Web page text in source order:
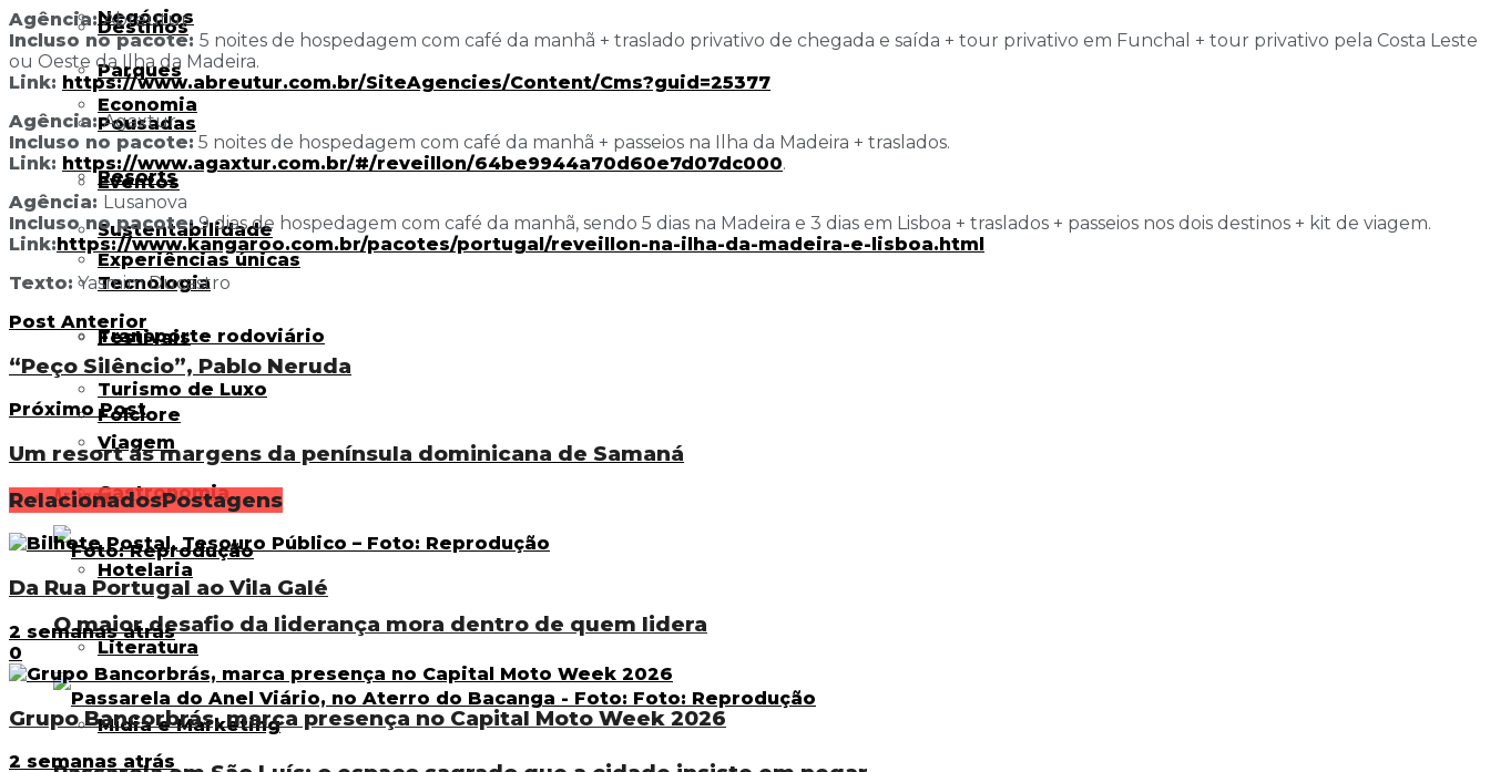
Negócios
Parques
Pousadas
Resorts
Sustentabilidade
Tecnologia
Transporte rodoviário
Turismo de Luxo
Viagem
Artigos
O maior desafio da liderança mora dentro de quem lidera
Destinos
Economia
Eventos
Experiências únicas
Festivais
Folclore
Gastronomia
Hotelaria
Literatura
Mídia e Marketing
Agência:Abreutur
Incluso no pacote: 5 noites de hospedagem com café da manhã + traslado privativo de chegada e saída + tour privativo em Funchal + tour privativo pela Costa Leste
ou Oeste da Ilha da Madeira.
Link: https://www.abreutur.com.br/SiteAgencies/Content/Cms?guid=25377
Agência:Agaxtur
Incluso no pacote: 5 noites de hospedagem com café da manhã + passeios na Ilha da Madeira + traslados.
Link: https://www.agaxtur.com.br/#/reveillon/64be9944a70d60e7d07dc000.
Agência: Lusanova
Incluso no pacote:9 dias de hospedagem com café da manhã, sendo 5 dias na Madeira e 3 dias em Lisboa + traslados + passeios nos dois destinos + kit de viagem.
Link:https://www.kangaroo.com.br/pacotes/portugal/reveillon-na-ilha-da-madeira-e-lisboa.html
Texto: Yasmim Ducastro
Post Anterior
“Peço Silêncio”, Pablo Neruda
Próximo Post
Um resort às margens da península dominicana de Samaná
RelacionadosPostagens
Da Rua Portugal ao Vila Galé
2 semanas atrás
0
Grupo Bancorbrás, marca presença no Capital Moto Week 2026
2 semanas atrás